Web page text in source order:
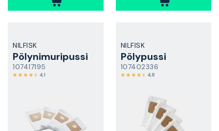
NILFISK
Pölynimuripussi
107417195
4,1
NILFISK
Pölypussi
107402336
4,8